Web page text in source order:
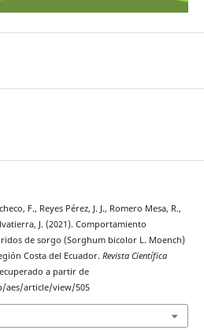
F., Reyes Pérez, J. J., Romero Mesa, R.,
J. (2021). Comportamiento
de sorgo (Sorghum bicolor L. Moench)
Costa del Ecuador. Revista Científica
a partir de
aes/article/view/505